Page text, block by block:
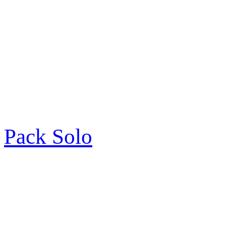
Pack Solo